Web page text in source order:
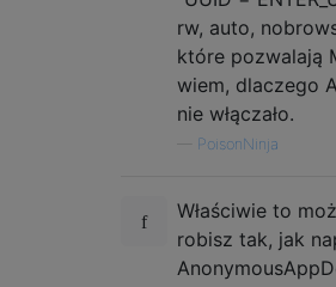
rw, auto,
które pozwalają
wiem, dlaczego
nie włączało.
PoisonNinja
Właściwie to
robisz tak, jak